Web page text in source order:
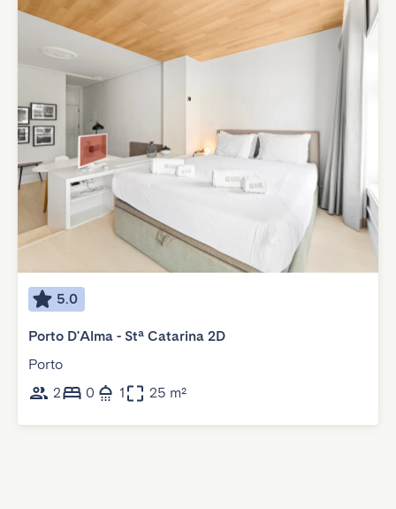
5.0
Porto D'Alma - Stª Catarina 2D
Porto
2
0 1 25 m²